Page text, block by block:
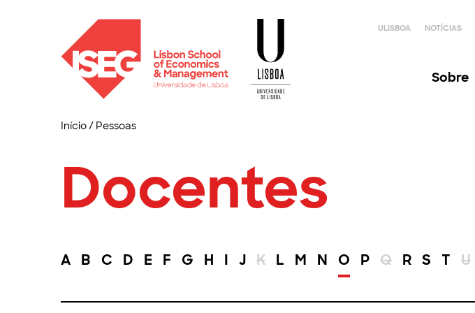
ULISBOA NOTÍCIAS
Sobre
Início/ Pessoas
Docentes
A B C D E F G H I J K L M N O P Q R S T U